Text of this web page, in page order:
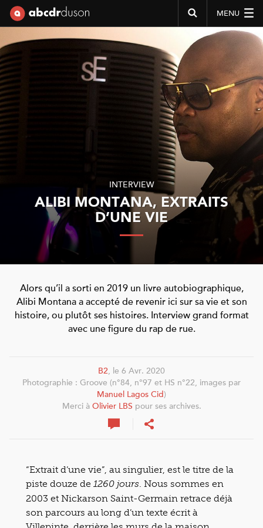
MENU
INTERVIEW
ALIBI MONTANA, EXTRAITS
D’UNE VIE
Alors qu’il a sorti en 2019 un livre autobiographique,
Alibi Montana a accepté de revenir ici sur sa vie et son
histoire, ou plutôt ses histoires. Interview grand format
avec une figure du rap de rue.
B2, le 6 Avr. 2020
Photographie : Groove (n°84, n°97 et HS n°22, images par
Manuel Lagos Cid)
Merci à Olivier LBS pour ses archives.
“Extrait d’une vie”, au singulier, est le titre de la
piste douze de 1260 jours . Nous sommes en
2003 et Nickarson Saint-Germain retrace déjà
son parcours au long d’un texte écrit à